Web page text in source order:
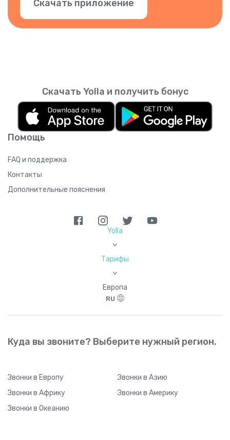
Скачать приложение
Помощь
FAQ и поддержка
Контакты
Дополнительные пояснения
Скачать Yolla и получить бонус
Yolla
>
Тарифы
>
Европа
RU
Куда вы звоните? Выберите нужный регион.
Звонки в Европу Звонки в Азию
Звонки в Африку Звонки в Америку
Звонки в Океанию